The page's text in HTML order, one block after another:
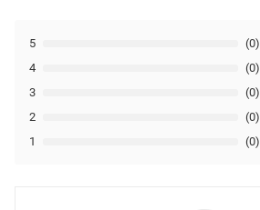
1 (0)
2 (0)
3 (0)
4 (0)
5 (0)